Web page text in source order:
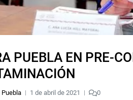
PUEBLA EN PRE-
Puebla 1 de abril de 2021 0